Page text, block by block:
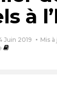
à
Juin 2019
Mis